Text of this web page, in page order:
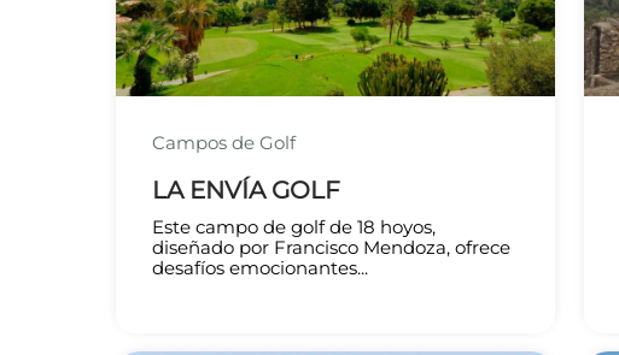
Campos de Golf
LA ENVÍA GOLF
Este campo de golf de 18 hoyos,
diseñado por Francisco Mendoza, ofrece
desafíos emocionantes...